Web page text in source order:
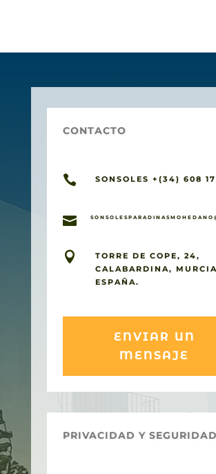
CONTACTO
 SONSOLES +(34) 608


TORRE DE COPE, 24,
CALABARDINA,
ESPAÑA.
ENVIAR UN
MENSAJE
PRIVACIDAD Y SEGURIDAD